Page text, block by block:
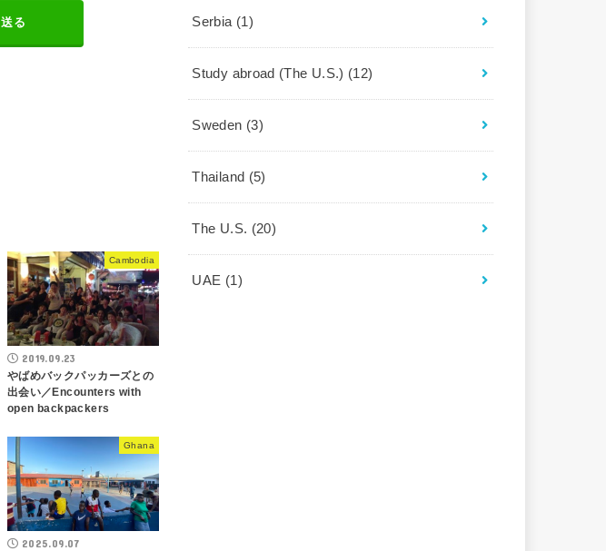
送る
Cambodia
2019.09.23
やばめバックパッカーズとの
出会い／Encounters with
open backpackers
Ghana
2025.09.07
Serbia (1)
Study abroad (The U.S.) (12)
Sweden (3)
Thailand (5)
The U.S. (20)
UAE (1)